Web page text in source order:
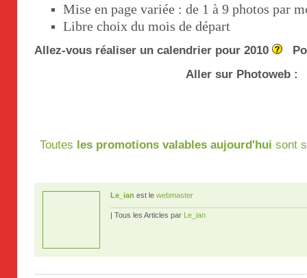
Mise en page variée : de 1 à 9 photos par
Libre choix du mois de départ
Allez-vous réaliser un calendrier pour 2010
Aller sur Photoweb :
Toutes les promotions valables aujourd'hui sont
Le_ian est le webmaster
| Tous les Articles par Le_ian